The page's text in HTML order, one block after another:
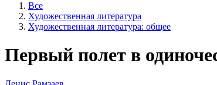
Все
Художественная литература
Художественная литература: общее
Первый полет в